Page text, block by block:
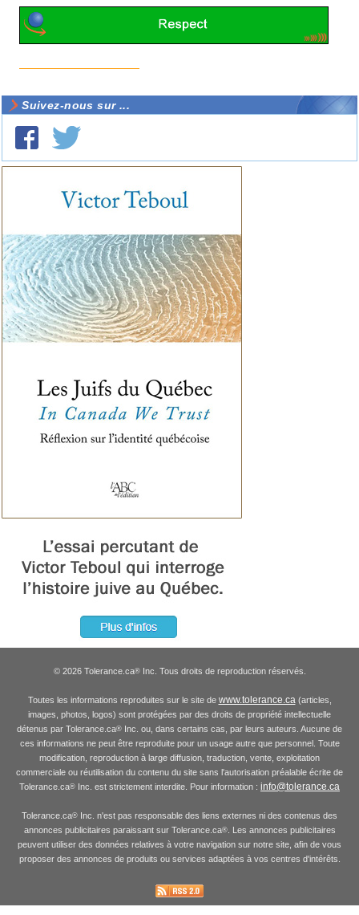
Suivez-nous sur ...
© 2026 Tolerance.ca®Inc. Tous droits de reproduction réservés.
Toutes les informations reproduites sur le site de www.tolerance.ca(articles,
images, photos, logos) sont protégées par des droits de propriété intellectuelle
détenus par Tolerance.ca® Inc. ou, dans certains cas, par leurs auteurs. Aucune de
ces informations ne peut être reproduite pour un usage autre que personnel. Toute
modification, reproduction à large diffusion, traduction, vente, exploitation
commerciale ou réutilisation du contenu du site sans l'autorisation préalable écrite de
Tolerance.ca® Inc. est strictement interdite. Pour information : info@tolerance.ca
Tolerance.ca® Inc. n'est pas responsable des liens externes ni des contenus des
annonces publicitaires paraissant sur Tolerance.ca®. Les annonces publicitaires
peuvent utiliser des données relatives à votre navigation sur notre site, afin de vous
proposer des annonces de produits ou services adaptées à vos centres d'intérêts.